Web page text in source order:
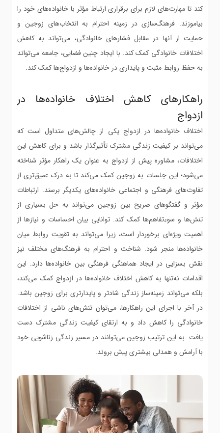
کند تا مهارت‌های لازم برای برقراری ارتباط مؤثر با خانواده‌های خود را
بیاموزند. فرهنگ‌سازی در زمینه احترام به انتخاب‌های زوجین و
حمایت از آنها در مقابل فشارهای خانوادگی، می‌تواند به کاهش
اختلافات خانوادگی کمک کند. با ایجاد چنین فضایی، جامعه می‌تواند
به حفظ روابط مثبت و پایداری در خانواده‌ها و ازدواج‌ها کمک کند.
راهکارهای کاهش اختلاف خانواده‌ها در
ازدواج
اختلاف خانواده‌ها در ازدواج یکی از چالش‌های متداول است که
می‌تواند بر کیفیت زندگی مشترک تأثیرگذار باشد و برای کاهش این
اختلافات، مشاوره پیش از ازدواج به عنوان یک راهکار مؤثر شناخته
می‌شود؛ این جلسات به زوجین کمک می‌کند تا به درک عمیق‌تری از
تفاوت‌های فرهنگی و اجتماعی خانواده‌های یکدیگر برسند. ارتباطات
مؤثر و گفتگوهای صریح بین زوجین می‌تواند به حل بسیاری از
تنش‌ها و سوءتفاهم‌ها کمک کند. توانایی بیان احساسات و نیازها از
اهمیت ویژه‌ای برخوردار است، زیرا می‌تواند به تقویت روابط میان
خانواده‌ها منجر شود. شناخت و احترام به فرهنگ‌های مختلف نیز
نقش بسزایی در ایجاد هماهنگی فرهنگی بین خانواده‌ها دارد. این
اقدامات نه‌تنها به کاهش اختلاف خانواده‌ها در ازدواج کمک می‌کند،
بلکه می‌تواند زمینه‌ساز زندگی شادتر و پایدارتری برای زوجین باشد.
در آخر با اجرای این راهکارها، می‌توان تنش‌های ناشی از اختلافات
خانوادگی را کاهش داد و به ارتقای کیفیت زندگی مشترک دست
یافت. به این ترتیب زوجین می‌توانند در مسیر زندگی زناشویی خود
با آرامش و همدلی بیشتری پیش بروند.